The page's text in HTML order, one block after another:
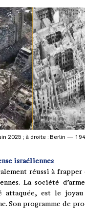
2025 ; à droite : Berlin —
israéliennes
réussi à frapper
La société
attaquée, est le
Son programme de